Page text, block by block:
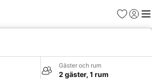
Favoriter
Logga
Gäster och rum
2 gäster, 1 rum